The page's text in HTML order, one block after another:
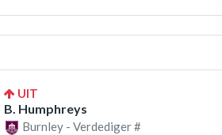
UIT
B. Humphreys
Burnley - Verdediger #